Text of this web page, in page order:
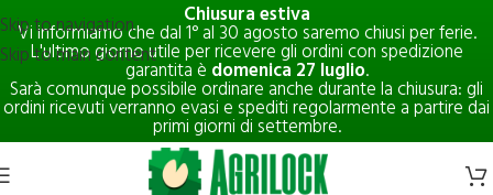
Chiusura estiva
Vi informiamo che dal 1° al 30 agosto saremo chiusi per ferie.
L'ultimo giorno utile per ricevere gli ordini con spedizione
garantita è domenica 27 luglio.
Sarà comunque possibile ordinare anche durante la chiusura: gli
ordini ricevuti verranno evasi e spediti regolarmente a partire dai
primi giorni di settembre.
Skip to navigation
Skip to main content